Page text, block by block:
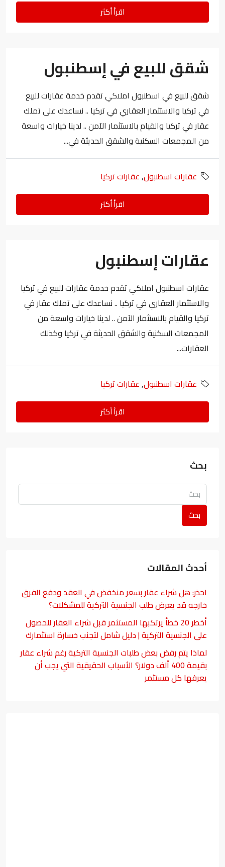
اقرأ أكثر
شقق للبيع في إسطنبول
شقق للبيع في اسطنبول املاكي تقدم خدمة عقارات للبيع
في تركيا والاستثمار العقاري في تركيا .. نساعدك على تملك
عقار في تركيا والقيام بالاستثمار الآمن .. لدينا خيارات واسعة
من المجمعات السكنية والشقق الحديثة في...
عقارات اسطنبول,عقارات تركيا
اقرأ أكثر
عقارات إسطنبول
عقارات اسطنبول املاكي تقدم خدمة عقارات للبيع في تركيا
والاستثمار العقاري في تركيا .. نساعدك على تملك عقار في
تركيا والقيام بالاستثمار الآمن .. لدينا خيارات واسعة من
المجمعات السكنية والشقق الحديثة في تركيا وكذلك
العقارات...
عقارات اسطنبول,عقارات تركيا
اقرأ أكثر
بحث
بحث
أحدث المقالات
احذر: هل شراء عقار بسعر منخفض في العقد ودفع الفرق
خارجه قد يعرض طلب الجنسية التركية للمشكلات؟
أخطر 20 خطأ يرتكبها المستثمر قبل شراء العقار للحصول
على الجنسية التركية | دليل شامل لتجنب خسارة استثمارك
لماذا يتم رفض بعض طلبات الجنسية التركية رغم شراء عقار
بقيمة 400 ألف دولار؟ الأسباب الحقيقية التي يجب أن
يعرفها كل مستثمر